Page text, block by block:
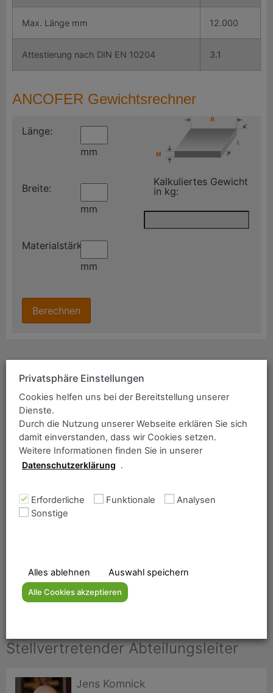
ANCOFER Suche
Stellvertretender Abteilungsleiter
Jens Komnick
Max. Länge mm 12.000
Attestierung nach DIN EN 10204 3.1
ANCOFER Gewichtsrechner
Länge:
mm
Breite:
mm
Materialstärke:
mm
Kalkuliertes Gewicht
in kg:
Privatsphäre Einstellungen
Cookies helfen uns bei der Bereitstellung unserer
Dienste.
Durch die Nutzung unserer Webseite erklären Sie sich
damit einverstanden, dass wir Cookies setzen.
Weitere Informationen finden Sie in unserer
Datenschutzerklärung .
Erforderliche Funktionale
Analysen
Sonstige
Alles ablehnen Auswahl speichern
Alle Cookies akzeptieren